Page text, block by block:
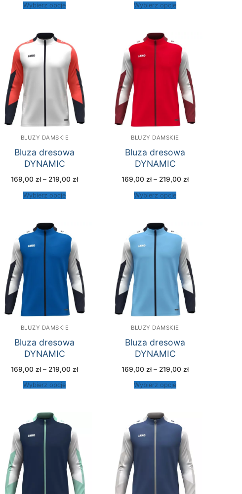
Wybierz opcje Wybierz opcje
BLUZY DAMSKIE
Bluza dresowa
DYNAMIC
169,00zł – 219,00złZakres
Wybierz opcje
BLUZY DAMSKIE
Bluza dresowa
DYNAMIC
169,00zł – 219,00złZakres
Wybierz opcje
BLUZY DAMSKIE
Bluza dresowa
DYNAMIC
169,00 zł – 219,00 złZakres
Wybierz opcje
BLUZY DAMSKIE
Bluza dresowa
DYNAMIC
169,00 zł – 219,00 złZakres
Wybierz opcje